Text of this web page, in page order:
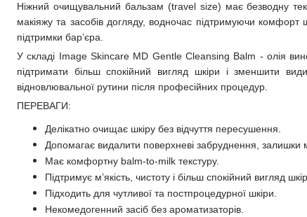
Ніжний очищувальний бальзам (travel size) має безводну
макіяжу та засобів догляду, водночас підтримуючи
підтримки бар’єра.
У складі Image Skincare MD Gentle Cleansing Balm - олія
підтримати більш спокійний вигляд шкіри і зменшити
відновлювальної рутини після професійних процедур.
ПЕРЕВАГИ:
Делікатно очищає шкіру без відчуття пересушення.
Допомагає видалити поверхневі забруднення, залишки
Має комфортну balm-to-milk текстуру.
Підтримує м’якість, чистоту і більш спокійний вигляд
Підходить для чутливої та постпроцедурної шкіри.
Некомедогенний засіб без ароматизаторів.